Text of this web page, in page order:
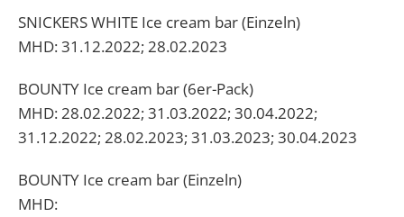
SNICKERS WHITE Ice cream bar (Einzeln)
MHD: 31.12.2022; 28.02.2023
BOUNTY Ice cream bar (6er-Pack)
MHD: 28.02.2022; 31.03.2022; 30.04.2022;
31.12.2022; 28.02.2023; 31.03.2023; 30.04.2023
BOUNTY Ice cream bar (Einzeln)
MHD: